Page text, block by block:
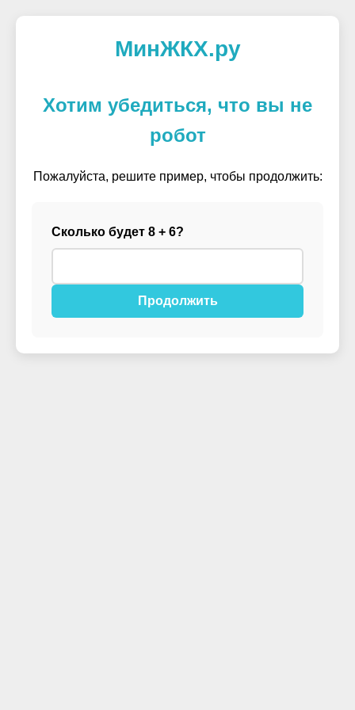
МинЖКХ.ру
Хотим убедиться, что вы не
робот
Пожалуйста, решите пример, чтобы продолжить:
Сколько будет 8 + 6?
Продолжить